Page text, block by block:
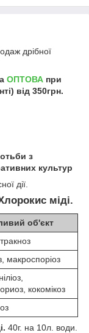
дрібної
ОПТОВАпри
від 350грн.
з
культур
дії.
міді.
об'єкт
макроспоріоз
кокомікоз
40г. на 10л. води.